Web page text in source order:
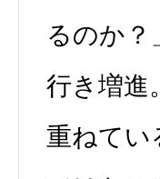
るのか
行き増進
重ねてい